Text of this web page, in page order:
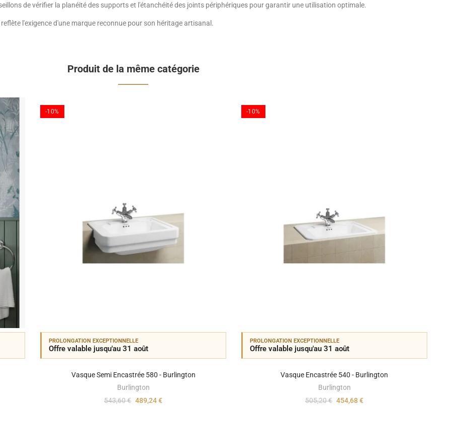
de vérifier la planéité des supports et l'étanchéité des joints périphériques pour garantir une utilisation optimale.
l'exigence d'une marque reconnue pour son héritage artisanal.
Produit de la même catégorie
-10%
PROLONGATION EXCEPTIONNELLE
Offre valable jusqu'au 31 août
Vasque Semi Encastrée 580 - Burlington
Burlington
543,60 € 489,24 €
-10%
PROLONGATION EXCEPTIONNELLE
Offre valable jusqu'au 31 août
Vasque Encastrée 540 - Burlington
Burlington
505,20 € 454,68 €